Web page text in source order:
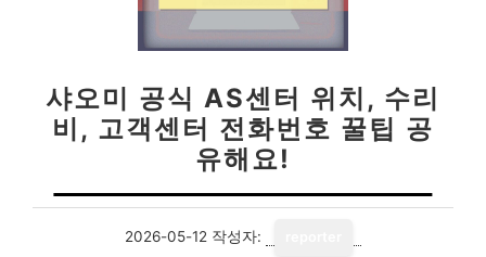
샤오미 공식 AS센터 위치, 수리
비, 고객센터 전화번호 꿀팁 공
유해요!
2026-05-12 작성자: